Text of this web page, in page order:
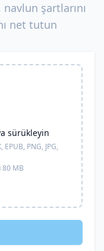
şartlarını
net tutun
sürükleyin
EPUB, PNG, JPG,
MB